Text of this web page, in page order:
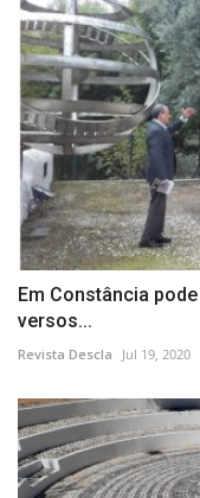
Em Constância
versos...
Revista Descla Jul 19, 2020